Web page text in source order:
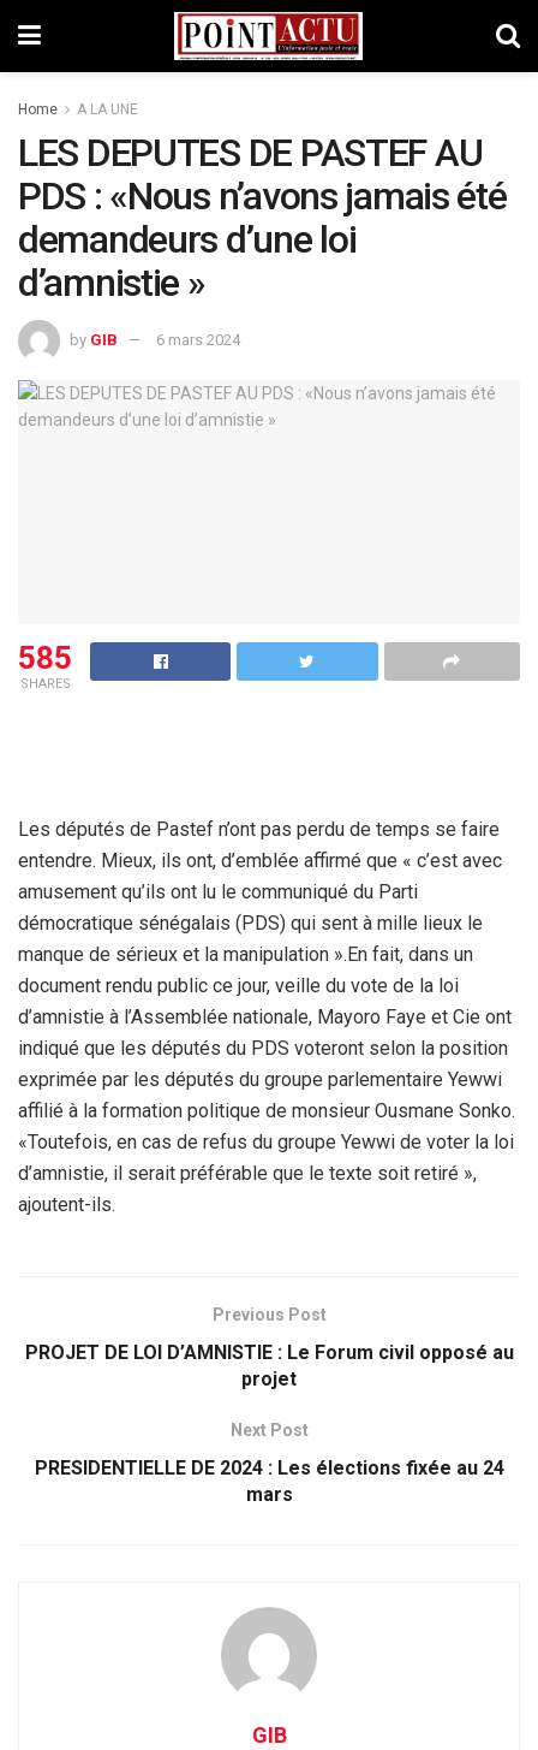
Home A LA UNE
LES DEPUTES DE PASTEF AU
PDS : «Nous n’avons jamais été
demandeurs d’une loi
d’amnistie »
by GIB 6 mars 2024
585
SHARES
Les députés de Pastef n’ont pas perdu de temps se faire
entendre. Mieux, ils ont, d’emblée affirmé que « c’est avec
amusement qu’ils ont lu le communiqué du Parti
démocratique sénégalais (PDS) qui sent à mille lieux le
manque de sérieux et la manipulation ».En fait, dans un
document rendu public ce jour, veille du vote de la loi
d’amnistie à l’Assemblée nationale, Mayoro Faye et Cie ont
indiqué que les députés du PDS voteront selon la position
exprimée par les députés du groupe parlementaire Yewwi
affilié à la formation politique de monsieur Ousmane Sonko.
«Toutefois, en cas de refus du groupe Yewwi de voter la loi
d’amnistie, il serait préférable que le texte soit retiré »,
ajoutent-ils.
Previous Post
PROJET DE LOI D’AMNISTIE : Le Forum civil opposé au
projet
Next Post
PRESIDENTIELLE DE 2024 : Les élections fixée au 24
mars
GIB